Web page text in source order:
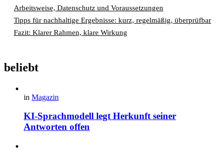
Arbeitsweise, Datenschutz und Voraussetzungen
Tipps für nachhaltige Ergebnisse: kurz, regelmäßig, überprüfbar
Fazit: Klarer Rahmen, klare Wirkung
beliebt
in Magazin
KI-Sprachmodell legt Herkunft seiner
Antworten offen